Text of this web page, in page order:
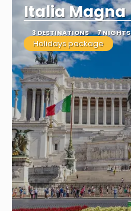
Italia Magna
3 DESTINATIONS 7 NIGHTS
Holidays package